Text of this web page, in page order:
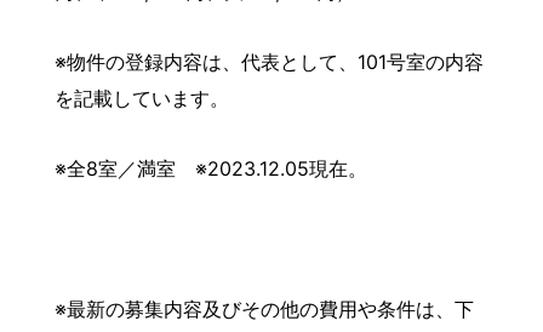
※物件の登録内容は、代表として、101号室の内容
を記載しています。
※全8室／満室 ※2023.12.05現在。
※最新の募集内容及びその他の費用や条件は、下